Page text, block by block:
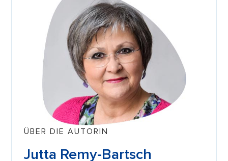
ÜBER DIE AUTORIN
Jutta Remy-Bartsch